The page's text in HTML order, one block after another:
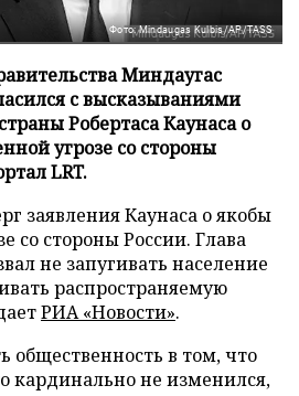
Фото: Mindaugas Kulbis/AP/TASS
Миндаугас
с высказываниями
Робертаса Каунаса о
угрозе со стороны
LRT.
заявления Каунаса о якобы
со стороны России. Глава
не запугивать население
распространяемую
РИА «Новости».
общественность в том, что
кардинально не изменился,